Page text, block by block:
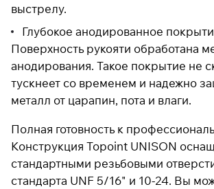
выстрелу.
Глубокое анодированное
Поверхность рукояти обработана
анодирования. Такое покрытие не
тускнеет со временем и надежно
металл от царапин, пота и влаги.
Полная готовность к
Конструкция Topoint UNISON
стандартными резьбовыми
стандарта UNF 5/16" и 10-24. Вы